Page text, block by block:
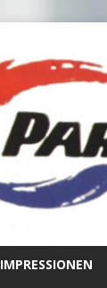
IMPRESSIONEN